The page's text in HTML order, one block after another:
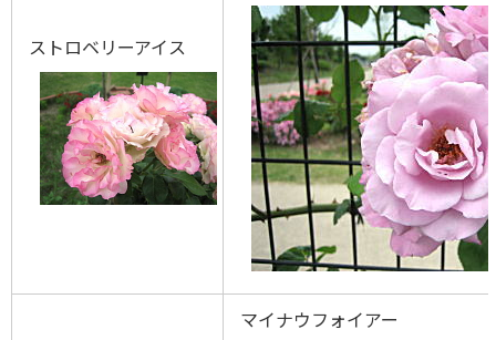
ストロベリーアイス
マイナウフォイアー